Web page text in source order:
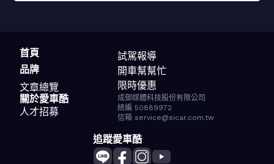
首頁
品牌
文章總覽
試駕報導
開車幫幫忙
限時優惠
關於愛車酷
人才招募
成御媒體科技股份有限公司
統編 50889972
信箱 service@sicar.com.tw
追蹤愛車酷